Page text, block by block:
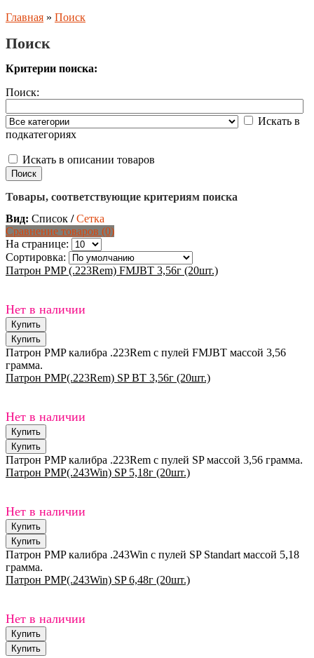
Главная » Поиск
Поиск
Критерии поиска:
Поиск:
Искать в
подкатегориях
Искать в описании товаров
Товары, соответствующие критериям поиска
Вид: Список / Сетка
Сравнение товаров (0)
На странице:
Сортировка:
Патрон PMP (.223Rem) FMJBT 3,56г (20шт.)
Нет в наличии
Патрон PMP калибра .223Rem с пулей FMJBT массой 3,56
грамма.
Патрон PMP(.223Rem) SP BT 3,56г (20шт.)
Нет в наличии
Патрон PMP калибра .223Rem с пулей SP массой 3,56 грамма.
Патрон PMP(.243Win) SP 5,18г (20шт.)
Нет в наличии
Патрон PMP калибра .243Win с пулей SP Standart массой 5,18
грамма.
Патрон PMP(.243Win) SP 6,48г (20шт.)
Нет в наличии